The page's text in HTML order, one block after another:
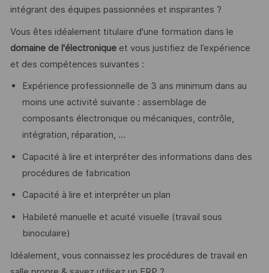
intégrant des équipes passionnées et inspirantes ?
Vous êtes idéalement titulaire d'une formation dans le
domaine de l'électronique et vous justifiez de l’expérience
et des compétences suivantes :
Expérience professionnelle de 3 ans minimum dans au
moins une activité suivante : assemblage de
composants électronique ou mécaniques, contrôle,
intégration, réparation, …
Capacité à lire et interpréter des informations dans des
procédures de fabrication
Capacité à lire et interpréter un plan
Habileté manuelle et acuité visuelle (travail sous
binoculaire)
Idéalement, vous connaissez les procédures de travail en